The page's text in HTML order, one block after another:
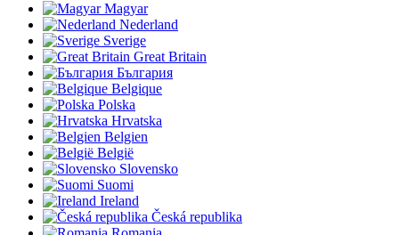
Magyar
Nederland
Sverige
Great Britain
България
Belgique
Polska
Hrvatska
Belgien
België
Slovensko
Suomi
Ireland
Česká republika